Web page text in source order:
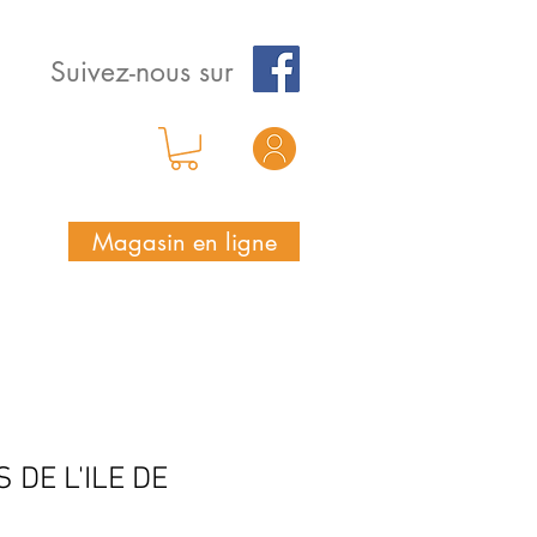
Suivez-nous sur
Magasin en ligne
DE L'ILE DE